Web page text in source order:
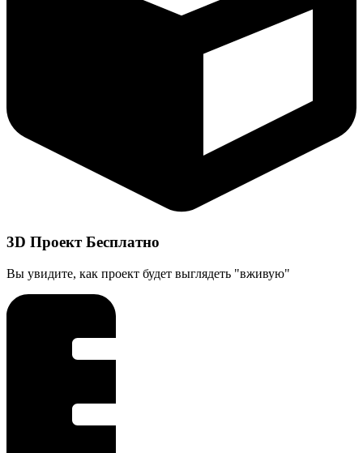
3D Проект Бесплатно
Вы увидите, как проект будет выглядеть "вживую"